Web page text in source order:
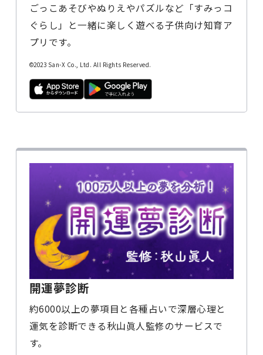
ごっこあそびやぬりえやパズルなど「すみっコ
ぐらし」と一緒に楽しく遊べる子供向け知育ア
プリです。
©2023 San-X Co., Ltd. All Rights Reserved.
開運夢診断
約6000以上の夢項目と各種占いで深層心理と
運気を診断できる秋山眞人監修のサービスで
す。